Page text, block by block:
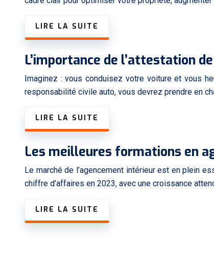
LIRE LA SUITE
L’importance de l’attestation
Imaginez : vous conduisez votre voiture et vous
responsabilité civile auto, vous devrez prendre en
LIRE LA SUITE
Les meilleures formations en
Le marché de l’agencement intérieur est en plein
chiffre d’affaires en 2023, avec une croissance
LIRE LA SUITE